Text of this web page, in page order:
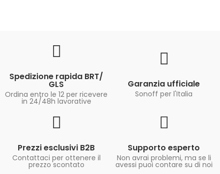
Spedizione rapida BRT/
GLS
Ordina entro le 12 per ricevere
in 24/48h lavorative
Garanzia ufficiale
Sonoff per l'Italia
Prezzi esclusivi B2B
Contattaci per ottenere il
prezzo scontato
Supporto esperto
Non avrai problemi, ma se li
avessi puoi contare su di noi